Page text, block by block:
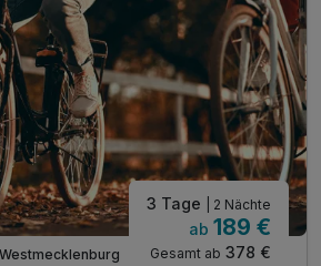
Sightseeing in Schwerin
3 Tage | 2 Nächte
ab 189 €
Gesamt ab 378 €